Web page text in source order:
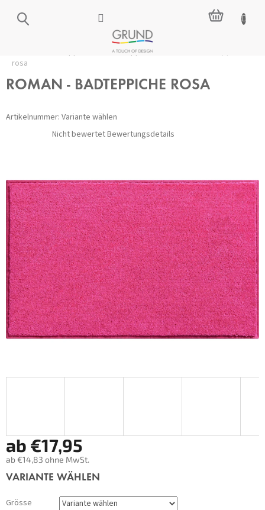
Inhalt
springen
Alle Teppiche
rosa
ROMAN - BADTEPPICHE ROSA
Artikelnummer: Variante wählen
Die
durchschnittliche
Sternen.
Nicht bewertetBewertungsdetails
ab €17,95
ab €14,83 ohne MwSt.
Verkaufspreis:
VARIANTE WÄHLEN
Grösse